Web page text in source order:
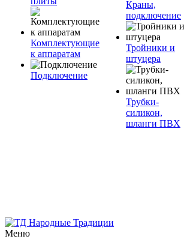
Комплектующие
к аппаратам
Подключение
Краны,
подключение
Тройники и
штуцера
Трубки-
силикон,
шланги ПВХ
Меню